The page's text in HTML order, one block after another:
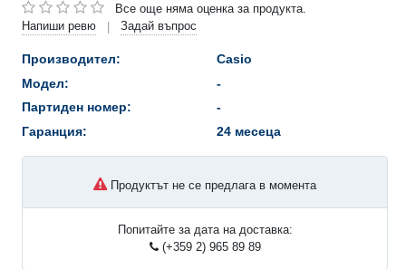
Все още няма оценка за продукта.
Напиши ревю
| Задай въпрос
Производител:
Casio
Модел:
-
Партиден номер:
-
Гаранция:
24 месеца
Продуктът не се предлага в момента
Попитайте за дата на доставка:
(+359 2) 965 89 89